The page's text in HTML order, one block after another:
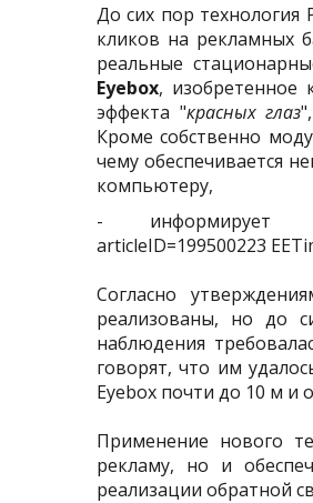
До сих пор технология
кликов на рекламных
реальные
Eyebox, изобретенное
эффекта "красных глаз
Кроме собственно
чему обеспечивается
компьютеру,
- информирует
articleID=199500223
Согласно
реализованы, но до
наблюдения
говорят, что им
Eyebox почти до 10 м и
Применение нового
рекламу, но и
реализации обратной